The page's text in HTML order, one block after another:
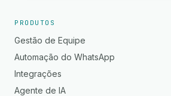
PRODUTOS
Gestão de Equipe
Automação do WhatsApp
Integrações
Agente de IA